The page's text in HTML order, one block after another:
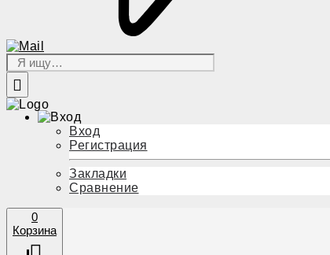
Вход
Регистрация
Закладки
Сравнение
0
Корзина